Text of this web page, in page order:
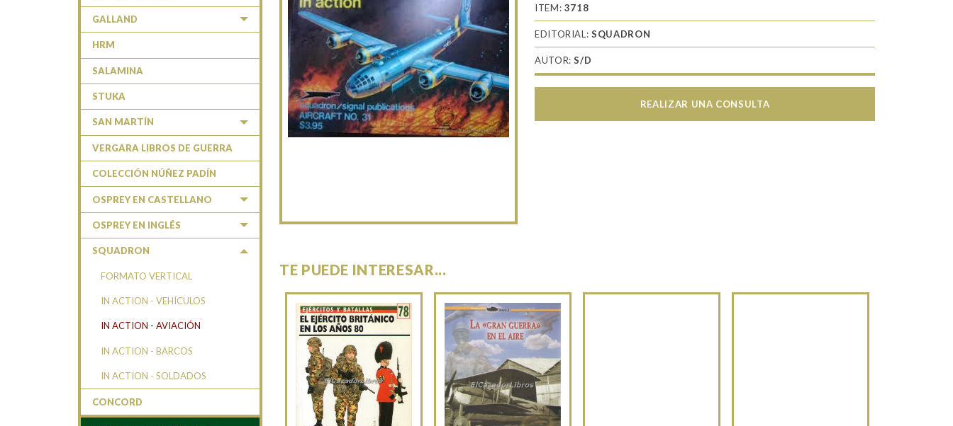
ITEM: 3718
EDITORIAL:SQUADRON
AUTOR:S/D
REALIZAR UNA CONSULTA
TE PUEDE INTERESAR...
GALLAND
HRM
SALAMINA
STUKA
SAN MARTÍN
VERGARA LIBROS DE GUERRA
COLECCIÓN NÚÑEZ PADÍN
OSPREY EN CASTELLANO
OSPREY EN INGLÉS
SQUADRON
FORMATO VERTICAL
IN ACTION - VEHÍCULOS
IN ACTION - AVIACIÓN
IN ACTION - BARCOS
IN ACTION - SOLDADOS
CONCORD